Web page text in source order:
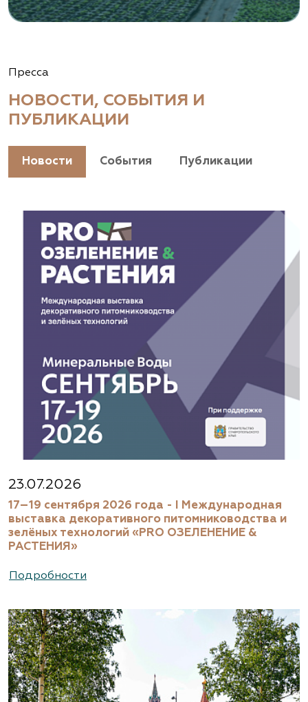
Пресса
НОВОСТИ, СОБЫТИЯ И
ПУБЛИКАЦИИ
Новости События Публикации
23.07.2026
17–19 сентября 2026 года - I Международная
выставка декоративного питомниководства и
зелёных технологий «PRO ОЗЕЛЕНЕНИЕ &
РАСТЕНИЯ»
Подробности